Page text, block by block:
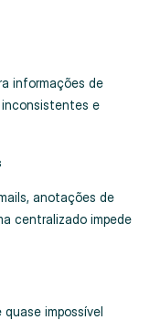
informações de
e
anotações de
centralizado impede
impossível